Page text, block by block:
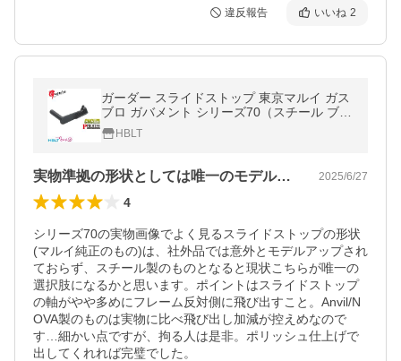
違反報告 いいね 2
ガーダー スライドストップ 東京マルイ ガス
ブロ ガバメント シリーズ70（スチール ブラ
ック）
HBLT
実物準拠の形状としては唯一のモデルアップ 2025/6/27
4
シリーズ70の実物画像でよく見るスライドストップの形状
(マルイ純正のもの)は、社外品では意外とモデルアップされ
ておらず、スチール製のものとなると現状こちらが唯一の
選択肢になるかと思います。ポイントはスライドストップ
の軸がやや多めにフレーム反対側に飛び出すこと。Anvil/N
OVA製のものは実物に比べ飛び出し加減が控えめなので
す…細かい点ですが、拘る人は是非。ポリッシュ仕上げで
出してくれれば完璧でした。